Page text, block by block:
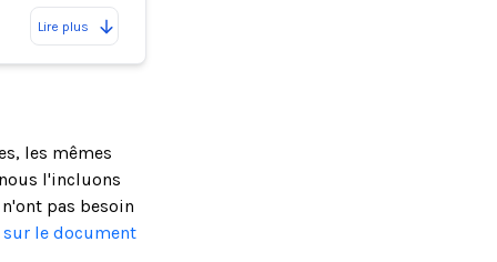
Lire plus
les mêmes
l'incluons
pas besoin
le document